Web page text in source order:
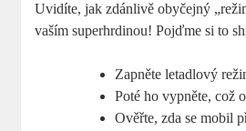
Uvidíte, jak zdánlivě obyčejný
vaším superhrdinou! Pojďme si to
Zapněte letadlový
Poté ho vypněte, což
Ověřte, zda se mobil